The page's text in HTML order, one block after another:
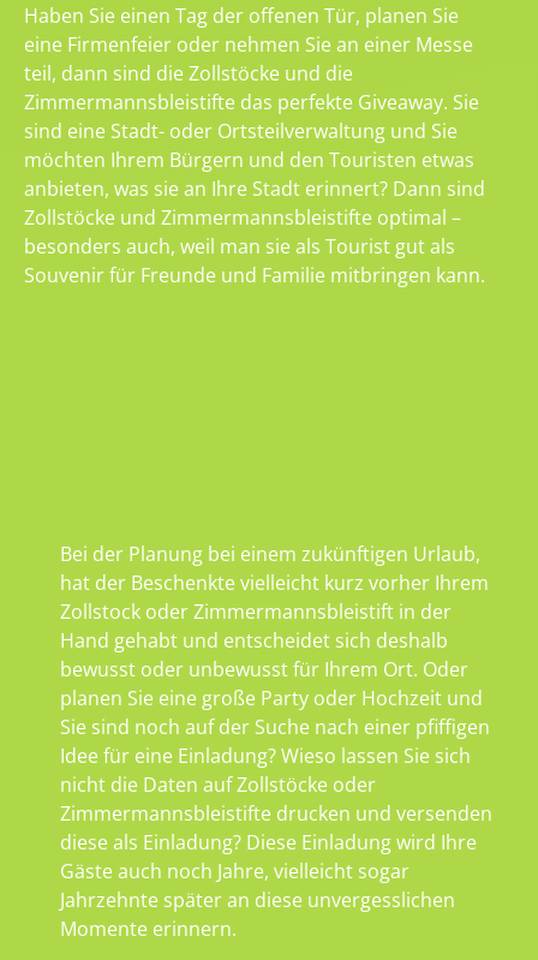
Haben Sie einen Tag der offenen Tür, planen Sie
eine Firmenfeier oder nehmen Sie an einer Messe
teil, dann sind die Zollstöcke und die
Zimmermannsbleistifte das perfekte Giveaway. Sie
sind eine Stadt- oder Ortsteilverwaltung und Sie
möchten Ihrem Bürgern und den Touristen etwas
anbieten, was sie an Ihre Stadt erinnert? Dann sind
Zollstöcke und Zimmermannsbleistifte optimal –
besonders auch, weil man sie als Tourist gut als
Souvenir für Freunde und Familie mitbringen kann.
Bei der Planung bei einem zukünftigen Urlaub,
hat der Beschenkte vielleicht kurz vorher Ihrem
Zollstock oder Zimmermannsbleistift in der
Hand gehabt und entscheidet sich deshalb
bewusst oder unbewusst für Ihrem Ort. Oder
planen Sie eine große Party oder Hochzeit und
Sie sind noch auf der Suche nach einer pfiffigen
Idee für eine Einladung? Wieso lassen Sie sich
nicht die Daten auf Zollstöcke oder
Zimmermannsbleistifte drucken und versenden
diese als Einladung? Diese Einladung wird Ihre
Gäste auch noch Jahre, vielleicht sogar
Jahrzehnte später an diese unvergesslichen
Momente erinnern.